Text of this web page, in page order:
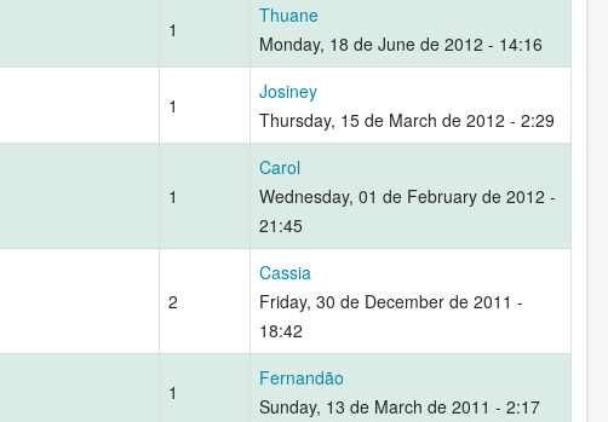
1
Thuane
Monday, 18 de June de 2012 - 14:16
1
Josiney
Thursday, 15 de March de 2012 - 2:29
1
Carol
Wednesday, 01 de February de 2012 -
21:45
2
Cassia
Friday, 30 de December de 2011 -
18:42
1
Fernandão
Sunday, 13 de March de 2011 - 2:17